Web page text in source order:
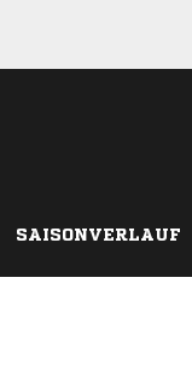
SAISONVERLAUF